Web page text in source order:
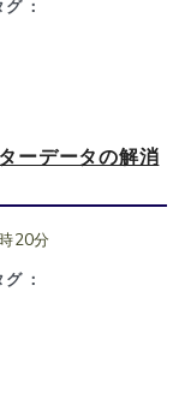
グ ：
ーデータの解消
20分
グ ：